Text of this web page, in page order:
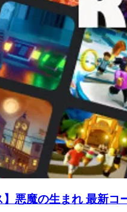
】悪魔の生まれ 最新コ